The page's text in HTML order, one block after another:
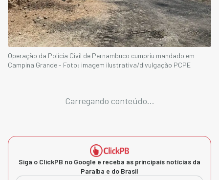
Operação da Polícia Civil de Pernambuco cumpriu mandado em
Campina Grande - Foto: imagem ilustrativa/divulgação PCPE
Carregando conteúdo...
Siga o ClickPB no Google e receba as principais notícias da
Paraíba e do Brasil